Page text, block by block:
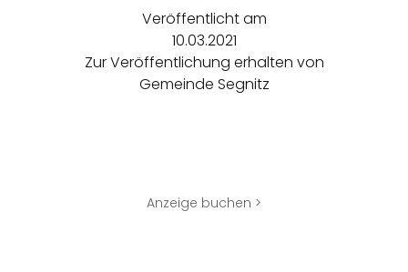
Veröffentlicht am
10.03.2021
Zur Veröffentlichung erhalten von
Gemeinde Segnitz
Anzeige buchen >